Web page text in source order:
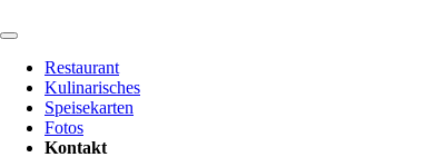
Navigation
Restaurant
Kulinarisches
Speisekarten
Fotos
Kontakt